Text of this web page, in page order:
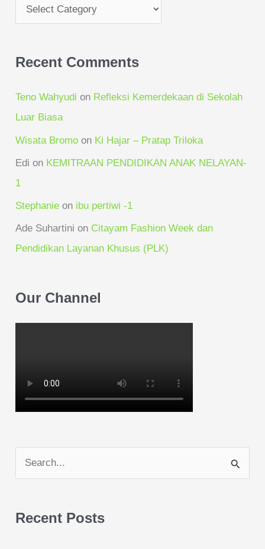
Recent Comments
Teno Wahyudi on Refleksi Kemerdekaan di Sekolah
Luar Biasa
Wisata Bromo on Ki Hajar – Pratap Triloka
Edi on KEMITRAAN PENDIDIKAN ANAK NELAYAN-
1
Stephanie on ibu pertiwi -1
Ade Suhartini on Citayam Fashion Week dan
Pendidikan Layanan Khusus (PLK)
Our Channel
Recent Posts